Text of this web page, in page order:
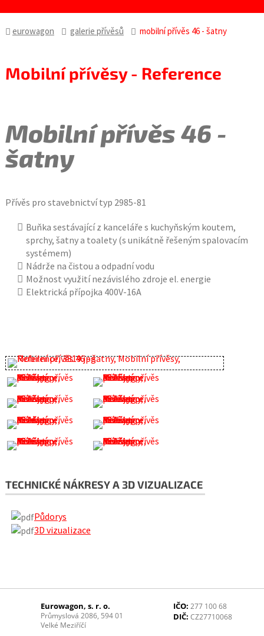
eurowagon galerie přívěsů mobilní přívěs 46 - šatny
Mobilní přívěsy - Reference
Mobilní přívěs 46 -
šatny
Přívěs pro stavebnictví typ 2985-81
Buňka sestávající z kanceláře s kuchyňským koutem,
sprchy, šatny a toalety (s unikátně řešeným spalovacím
systémem)
Nádrže na čistou a odpadní vodu
Možnost využití nezávislého zdroje el. energie
Elektrická přípojka 400V-16A
TECHNICKÉ NÁKRESY A 3D VIZUALIZACE
Půdorys
3D vizualizace
Eurowagon, s. r. o.
Průmyslová 2086, 594 01
Velké Meziříčí
IČO: 277 100 68
DIČ: CZ27710068